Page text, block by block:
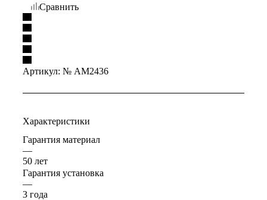
Сравнить
Артикул: № AM2436
Характеристики
Гарантия материал
—
50 лет
Гарантия установка
—
3 года